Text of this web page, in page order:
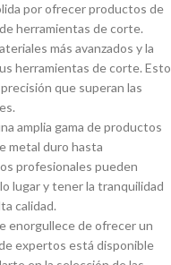
por ofrecer productos de
herramientas de corte.
más avanzados y la
herramientas de corte. Esto
que superan las
amplia gama de productos
metal duro hasta
profesionales pueden
lugar y tener la tranquilidad
calidad.
enorgullece de ofrecer un
expertos está disponible